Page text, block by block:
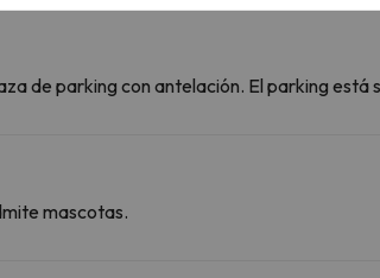
de parking con antelación. El parking está
mascotas.